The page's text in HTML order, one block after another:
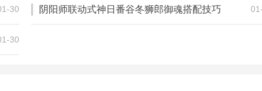
30 阴阳师联动式神日番谷冬狮郎御魂搭配技巧
30